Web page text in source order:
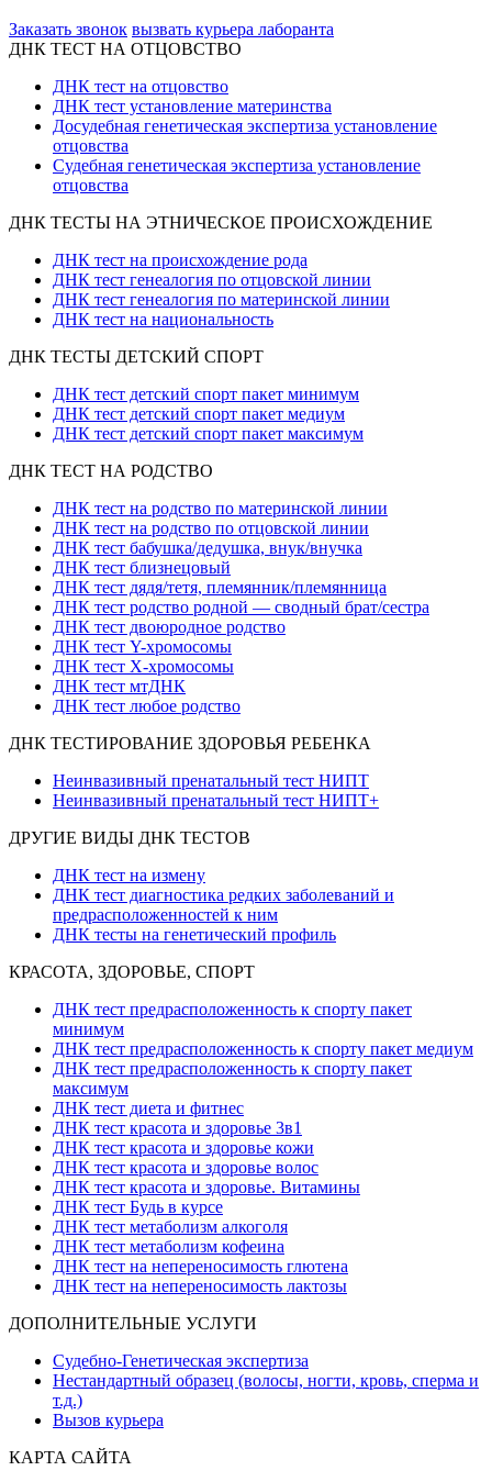
Заказать звонок вызвать курьера лаборанта
ДНК ТЕСТ НА ОТЦОВСТВО
ДНК тест на отцовство
ДНК тест установление материнства
Досудебная генетическая экспертиза установление
отцовства
Судебная генетическая экспертиза установление
отцовства
ДНК ТЕСТЫ НА ЭТНИЧЕСКОЕ ПРОИСХОЖДЕНИЕ
ДНК тест на происхождение рода
ДНК тест генеалогия по отцовской линии
ДНК тест генеалогия по материнской линии
ДНК тест на национальность
ДНК ТЕСТЫ ДЕТСКИЙ СПОРТ
ДНК тест детский спорт пакет минимум
ДНК тест детский спорт пакет медиум
ДНК тест детский спорт пакет максимум
ДНК ТЕСТ НА РОДСТВО
ДНК тест на родство по материнской линии
ДНК тест на родство по отцовской линии
ДНК тест бабушка/дедушка, внук/внучка
ДНК тест близнецовый
ДНК тест дядя/тетя, племянник/племянница
ДНК тест родство родной — сводный брат/сестра
ДНК тест двоюродное родство
ДНК тест Y-хромосомы
ДНК тест X-хромосомы
ДНК тест мтДНК
ДНК тест любое родство
ДНК ТЕСТИРОВАНИЕ ЗДОРОВЬЯ РЕБЕНКА
Неинвазивный пренатальный тест НИПТ
Неинвазивный пренатальный тест НИПТ+
ДРУГИЕ ВИДЫ ДНК ТЕСТОВ
ДНК тест на измену
ДНК тест диагностика редких заболеваний и
предрасположенностей к ним
ДНК тесты на генетический профиль
КРАСОТА, ЗДОРОВЬЕ, СПОРТ
ДНК тест предрасположенность к спорту пакет
минимум
ДНК тест предрасположенность к спорту пакет медиум
ДНК тест предрасположенность к спорту пакет
максимум
ДНК тест диета и фитнес
ДНК тест красота и здоровье 3в1
ДНК тест красота и здоровье кожи
ДНК тест красота и здоровье волос
ДНК тест красота и здоровье. Витамины
ДНК тест Будь в курсе
ДНК тест метаболизм алкоголя
ДНК тест метаболизм кофеина
ДНК тест на непереносимость глютена
ДНК тест на непереносимость лактозы
ДОПОЛНИТЕЛЬНЫЕ УСЛУГИ
Судебно-Генетическая экспертиза
Нестандартный образец (волосы, ногти, кровь, сперма и
т.д.)
Вызов курьера
КАРТА САЙТА